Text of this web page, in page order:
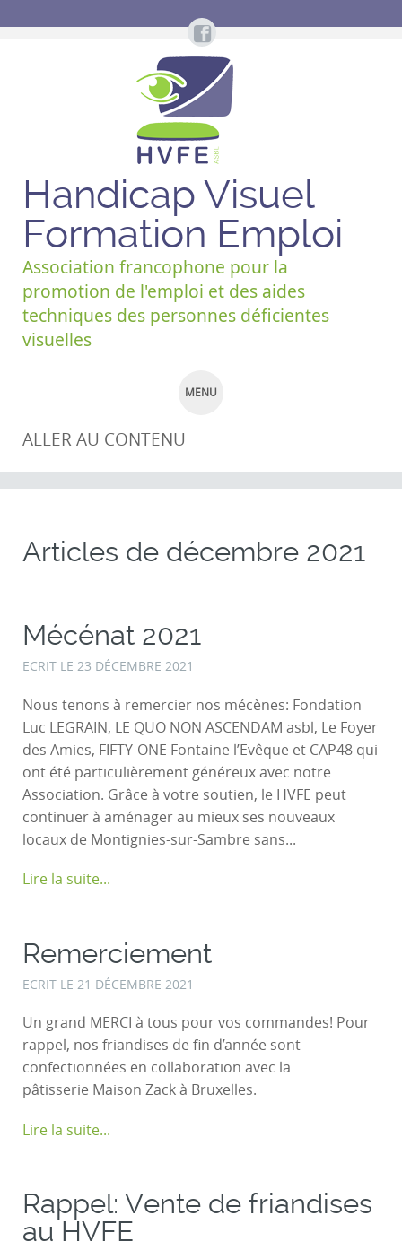
Handicap Visuel
Formation Emploi
Association francophone pour la
promotion de l'emploi et des aides
techniques des personnes déficientes
visuelles
MENU
ALLER AU CONTENU
Articles de décembre 2021
Mécénat 2021
ECRIT LE 23 DÉCEMBRE 2021
Nous tenons à remercier nos mécènes: Fondation
Luc LEGRAIN, LE QUO NON ASCENDAM asbl, Le Foyer
des Amies, FIFTY-ONE Fontaine l’Evêque et CAP48 qui
ont été particulièrement généreux avec notre
Association. Grâce à votre soutien, le HVFE peut
continuer à aménager au mieux ses nouveaux
locaux de Montignies-sur-Sambre sans...
Lire la suite...
Remerciement
ECRIT LE 21 DÉCEMBRE 2021
Un grand MERCI à tous pour vos commandes! Pour
rappel, nos friandises de fin d’année sont
confectionnées en collaboration avec la
pâtisserie Maison Zack à Bruxelles.
Lire la suite...
Rappel: Vente de friandises
au HVFE